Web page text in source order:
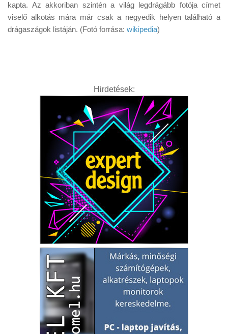
kapta. Az akkoriban szintén a világ legdrágább fotója címet
viselő alkotás mára már csak a negyedik helyen található a
drágaszágok listáján. (Fotó forrása: wikipedia)
Hirdetések: